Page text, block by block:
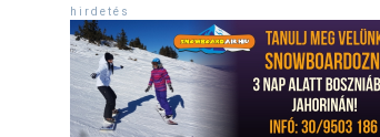
Termékkereső
Minden egyéb síeléshez kapcsolódó téma
A honlappal kapcsolatos kérdések és válaszok
Kötetlen beszélgetések
h i r d e t é s